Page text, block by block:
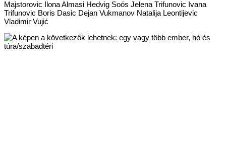
Majstorovic Ilona Almasi Hedvig Soós Jelena Trifunovic Ivana
Trifunovic Boris Dasic Dejan Vukmanov Natalija Leontijevic
Vladimir Vujić